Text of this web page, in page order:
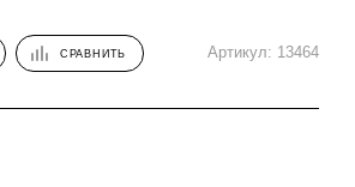
СРАВНИТЬ Артикул: 13464